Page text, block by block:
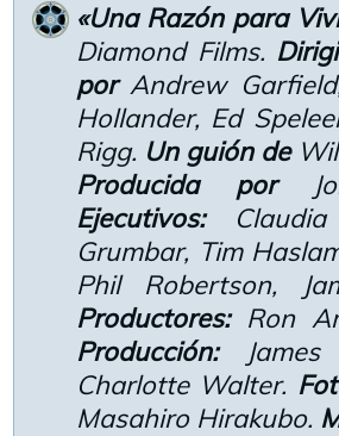
«Una Razón para
Diamond Films.
porAndrew
Hollander, Ed
Rigg. Un guión de
Producida por
Ejecutivos:Claudia
Grumbar, Tim
Phil Robertson,
Productores:Ron
Producción:James
Charlotte Walter.
Masahiro Hirakubo.